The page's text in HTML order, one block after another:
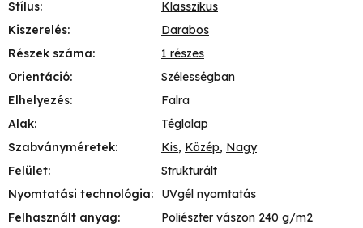
Stílus:
Klasszikus
Kiszerelés:
Darabos
Részek száma:
1 részes
Orientáció:
Szélességban
Elhelyezés:
Falra
Alak:
Téglalap
Szabványméretek: Kis, Közép, Nagy
Felület:
Strukturált
Nyomtatási technológia:
UVgél nyomtatás
Felhasznált anyag: Poliészter vászon 240 g/m2